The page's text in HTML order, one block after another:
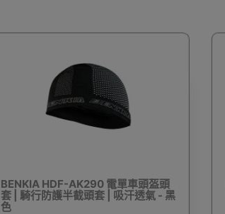
BENKIA HDF-AK290 電單車頭盔頭
套 | 騎行防護半截頭套 | 吸汗透氣 - 黑
色